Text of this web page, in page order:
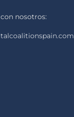
nosotros: